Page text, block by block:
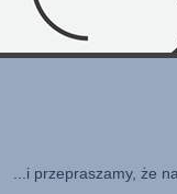
...i przepraszamy, że